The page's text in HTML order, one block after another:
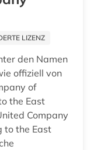
(4)
fid nahost-, nordafrika- und islamstudien (1)
fid ost-, ostmittel- und südosteuropa (2)
LIZENZ
den Namen
offiziell von
of
the East
Company
to the East